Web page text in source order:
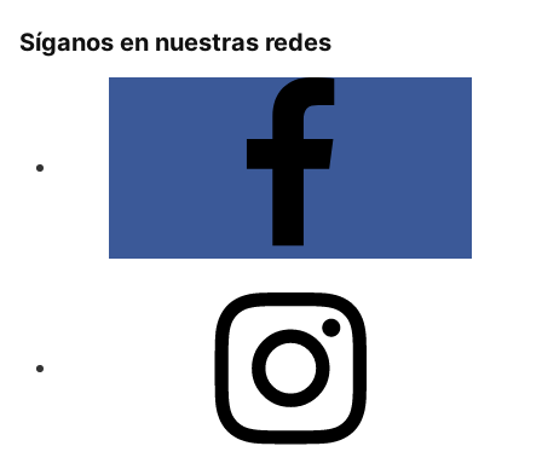
Síganos en nuestras redes